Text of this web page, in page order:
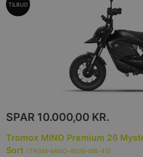
TILBUD
SPAR 10.000,00 KR.
Tromox MINO Premium 26
Sort (TROM-MINO-6026-MB-45)